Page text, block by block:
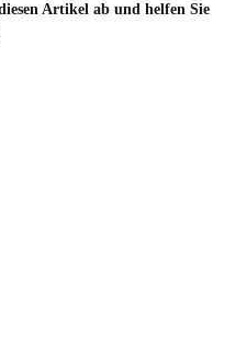
Artikel ab und helfen Sie